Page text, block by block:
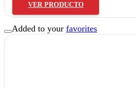
VER PRODUCTO
Added to your favorites